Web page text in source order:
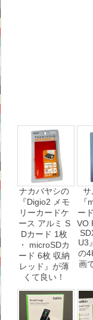
ナカバヤシの
『Digio2 メモ
リーカードケ
ース アルミ S
Dカード 1枚
・ microSDカ
ード 6枚 収納
レッド』が薄
くて良い！
サ
『
ー
VO
U3
の
画